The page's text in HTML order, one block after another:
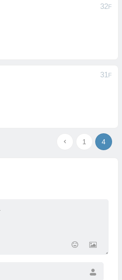
32F
31 F
1 4